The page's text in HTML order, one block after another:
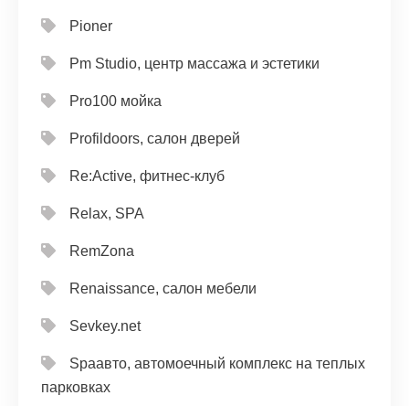
Pioner
Pm Studio, центр массажа и эстетики
Pro100 мойка
Profildoors, салон дверей
Re:Active, фитнес-клуб
Relax, SPA
RemZona
Renaissance, салон мебели
Sevkey.net
Spaавто, автомоечный комплекс на теплых
парковках